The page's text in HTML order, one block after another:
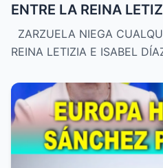
ENTRE LA REINA
AYUSO TRAS LA
ZARZUELA NIEGA
REINA LETIZIA E ISABEL